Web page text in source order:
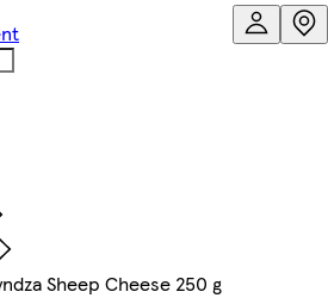
Sheep Cheese 250 g